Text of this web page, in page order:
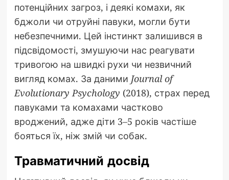
потенційних загроз, і деякі комахи, як
бджоли чи отруйні павуки, могли бути
небезпечними. Цей інстинкт залишився в
підсвідомості, змушуючи нас реагувати
тривогою на швидкі рухи чи незвичний
вигляд комах. За даними Journal of
Evolutionary Psychology (2018), страх перед
павуками та комахами частково
вроджений, адже діти 3–5 років частіше
бояться їх, ніж змій чи собак.
Травматичний досвід